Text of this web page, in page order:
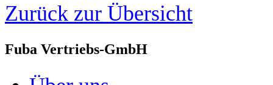
Zurück zur Übersicht
Fuba Vertriebs-GmbH